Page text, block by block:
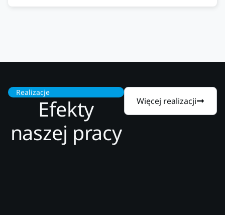
Realizacje
Efekty
naszej pracy
Więcej realizacji